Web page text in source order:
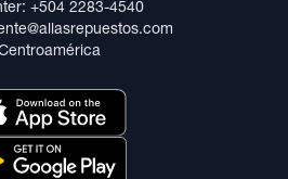
+504 2283-4540